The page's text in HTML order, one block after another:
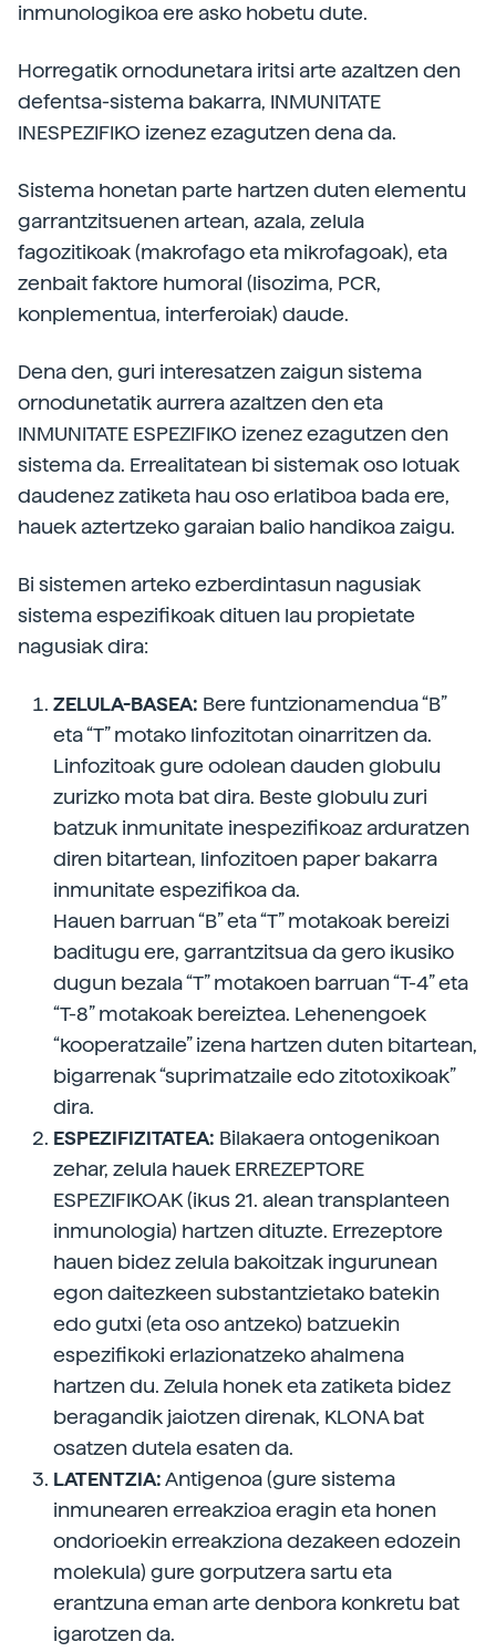
inmunologikoa ere asko hobetu dute.
Horregatik ornodunetara iritsi arte azaltzen den
defentsa-sistema bakarra, INMUNITATE
INESPEZIFIKO izenez ezagutzen dena da.
Sistema honetan parte hartzen duten elementu
garrantzitsuenen artean, azala, zelula
fagozitikoak (makrofago eta mikrofagoak), eta
zenbait faktore humoral (lisozima, PCR,
konplementua, interferoiak) daude.
Dena den, guri interesatzen zaigun sistema
ornodunetatik aurrera azaltzen den eta
INMUNITATE ESPEZIFIKO izenez ezagutzen den
sistema da. Errealitatean bi sistemak oso lotuak
daudenez zatiketa hau oso erlatiboa bada ere,
hauek aztertzeko garaian balio handikoa zaigu.
Bi sistemen arteko ezberdintasun nagusiak
sistema espezifikoak dituen lau propietate
nagusiak dira:
ZELULA-BASEA: Bere funtzionamendua “B”
eta “T” motako linfozitotan oinarritzen da.
Linfozitoak gure odolean dauden globulu
zurizko mota bat dira. Beste globulu zuri
batzuk inmunitate inespezifikoaz arduratzen
diren bitartean, linfozitoen paper bakarra
inmunitate espezifikoa da.
Hauen barruan “B” eta “T” motakoak bereizi
baditugu ere, garrantzitsua da gero ikusiko
dugun bezala “T” motakoen barruan “T-4” eta
“T-8” motakoak bereiztea. Lehenengoek
“kooperatzaile” izena hartzen duten bitartean,
bigarrenak “suprimatzaile edo zitotoxikoak”
dira.
ESPEZIFIZITATEA: Bilakaera ontogenikoan
zehar, zelula hauek ERREZEPTORE
ESPEZIFIKOAK (ikus 21. alean transplanteen
inmunologia) hartzen dituzte. Errezeptore
hauen bidez zelula bakoitzak ingurunean
egon daitezkeen substantzietako batekin
edo gutxi (eta oso antzeko) batzuekin
espezifikoki erlazionatzeko ahalmena
hartzen du. Zelula honek eta zatiketa bidez
beragandik jaiotzen direnak, KLONA bat
osatzen dutela esaten da.
LATENTZIA:Antigenoa (gure sistema
inmunearen erreakzioa eragin eta honen
ondorioekin erreakziona dezakeen edozein
molekula) gure gorputzera sartu eta
erantzuna eman arte denbora konkretu bat
igarotzen da.